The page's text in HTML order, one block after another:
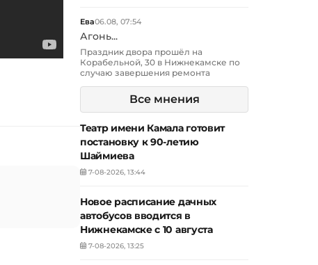
Ева06.08, 07:54
Агонь...
Праздник двора прошёл на
Корабельной, 30 в Нижнекамске по
случаю завершения ремонта
Все мнения
Театр имени Камала готовит
постановку к 90-летию
Шаймиева
7-08-2026, 13:44
Новое расписание дачных
автобусов вводится в
Нижнекамске с 10 августа
7-08-2026, 13:25